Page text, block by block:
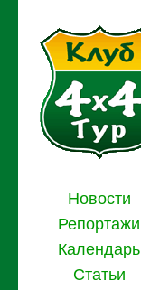
Новости
Репортажи
Календарь
Статьи